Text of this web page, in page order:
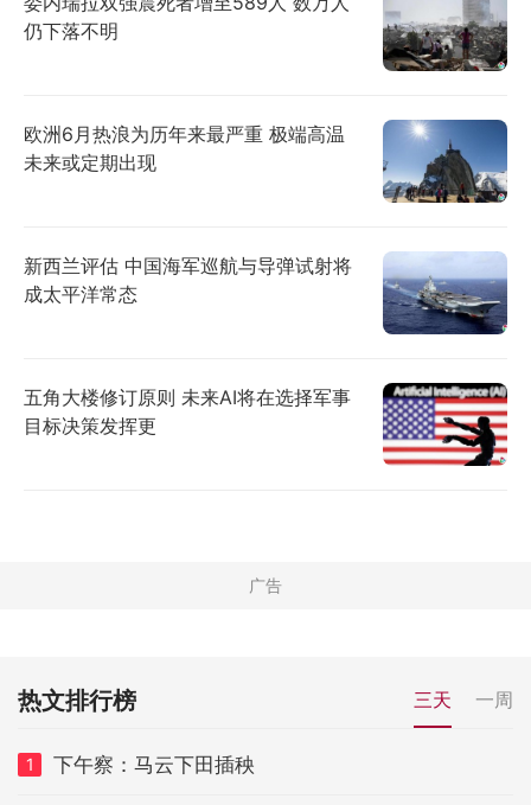
仍下落不明
欧洲6月热浪为历年来最严重 极端高温
未来或定期出现
新西兰评估 中国海军巡航与导弹试射将
成太平洋常态
五角大楼修订原则 未来AI将在选择军事
目标决策发挥更
热文排行榜 三天 一周
1 下午察：马云下田插秧